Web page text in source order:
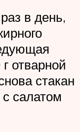
в день,
отварной
стакан
салатом